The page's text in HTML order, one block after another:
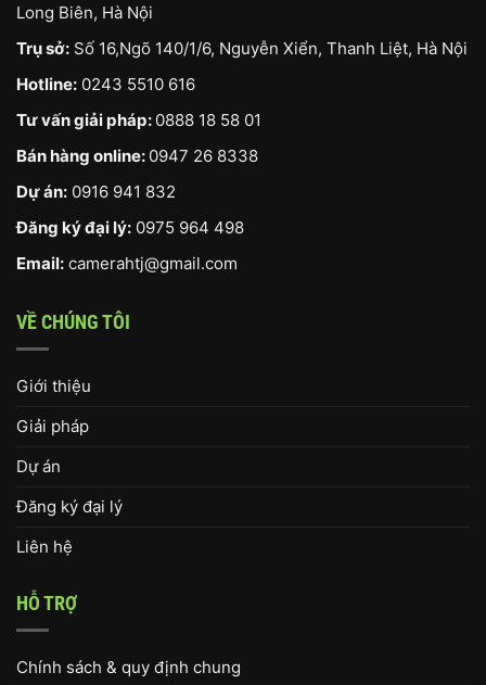
Long Biên, Hà Nội
Trụ sở: Số 16,Ngõ 140/1/6, Nguyễn Xiển, Thanh Liệt, Hà Nội
Hotline: 0243 5510 616
Tư vấn giải pháp: 0888 18 58 01
Bán hàng online: 0947 26 8338
Dự án: 0916 941 832
Đăng ký đại lý: 0975 964 498
Email: camerahtj@gmail.com
VỀ CHÚNG TÔI
Giới thiệu
Giải pháp
Dự án
Đăng ký đại lý
Liên hệ
HỖ TRỢ
Chính sách & quy định chung